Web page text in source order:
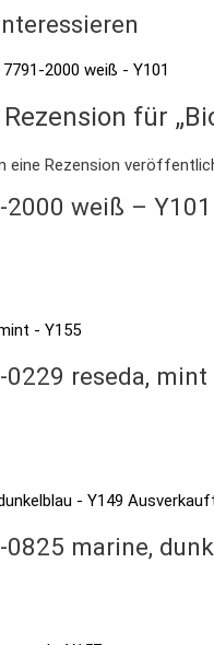
für
eine Rezension
weiß – Y101
reseda,
marine,